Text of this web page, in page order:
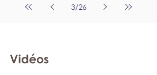
3/26
Vidéos